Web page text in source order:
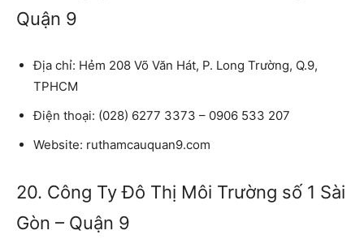
Quận 9
Địa chỉ: Hẻm 208 Võ Văn Hát, P. Long Trường, Q.9,
TPHCM
Điện thoại: (028) 6277 3373 – 0906 533 207
Website: ruthamcauquan9.com
20. Công Ty Đô Thị Môi Trường số 1 Sài
Gòn – Quận 9